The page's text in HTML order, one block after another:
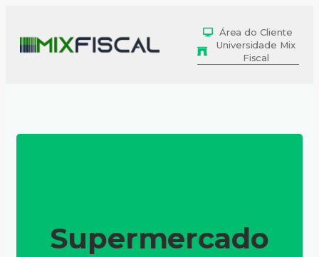
Área do Cliente
Universidade Mix
Fiscal
Supermercado